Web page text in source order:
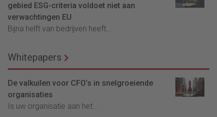
gebied ESG-criteria voldoet niet aan
verwachtingen EU
Bijna helft van bedrijven heeft...
Whitepapers
De valkuilen voor CFO’s in snelgroeiende
organisaties
Is uw organisatie aan het...